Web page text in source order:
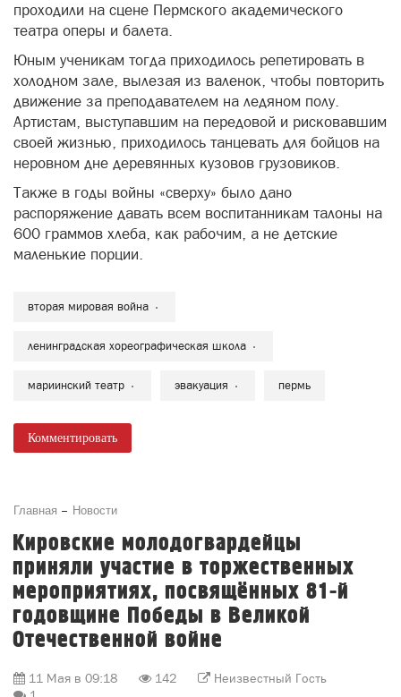
проходили на сцене Пермского академического
театра оперы и балета.
Юным ученикам тогда приходилось репетировать в
холодном зале, вылезая из валенок, чтобы повторить
движение за преподавателем на ледяном полу.
Артистам, выступавшим на передовой и рисковавшим
своей жизнью, приходилось танцевать для бойцов на
неровном дне деревянных кузовов грузовиков.
Также в годы войны «сверху» было дано
распоряжение давать всем воспитанникам талоны на
600 граммов хлеба, как рабочим, а не детские
маленькие порции.
вторая мировая война
ленинградская хореографическая школа
мариинский театр эвакуация пермь
Комментировать
Главная Новости
Кировские молодогвардейцы
приняли участие в торжественных
мероприятиях, посвящённых 81-й
годовщине Победы в Великой
Отечественной войне
11 Мая в 09:18 142
Неизвестный Гость